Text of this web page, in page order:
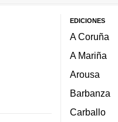
EDICIONES
A Coruña
A Mariña
Arousa
Barbanza
Carballo